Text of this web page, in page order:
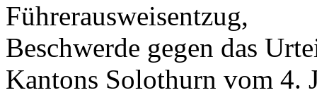
Führerausweisentzug,
Beschwerde gegen das
Kantons Solothurn vom 4.